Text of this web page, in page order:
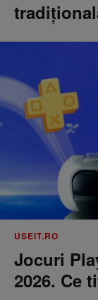
USEIT.RO
Jocuri
2026. Ce